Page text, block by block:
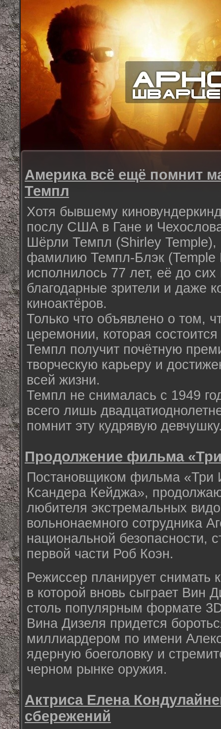
Америка всё ещё помнит
Темпл
Хотя бывшему
послу США в Гане и
Шёрли Темпл (Shirley Temple),
фамилию Темпл-Блэк (Temple
исполнилось 77 лет, её до сих
благодарные зрители и даже
киноактёров.
Только что объявлено о том,
церемонии, которая
Темпл получит почётную
творческую карьеру и
всей жизни.
Темпл не снималась с 1949
всего лишь
помнит эту кудрявую
Продолжение фильма
Постановщиком фильма «Три
Ксандера Кейджа»,
любителя экстремальных
вольнонаемного сотрудника
национальной безопасности,
первой части Роб Коэн.
Режиссер планирует снимать
в которой вновь сыграет Вин
столь популярным формате
Вина Дизеля придется
миллиардером по имени
ядерную боеголовку и
черном рынке оружия.
Актриса Елена
сбережений